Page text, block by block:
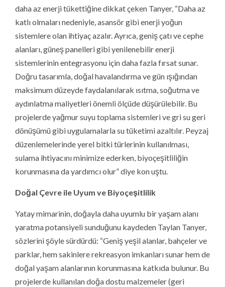
daha az enerji tükettiğine dikkat çeken Tanyer, “Daha az
katlı olmaları nedeniyle, asansör gibi enerji yoğun
sistemlere olan ihtiyaç azalır. Ayrıca, geniş çatı ve cephe
alanları, güneş panelleri gibi yenilenebilir enerji
sistemlerinin entegrasyonu için daha fazla fırsat sunar.
Doğru tasarımla, doğal havalandırma ve gün ışığından
maksimum düzeyde faydalanılarak ısıtma, soğutma ve
aydınlatma maliyetleri önemli ölçüde düşürülebilir. Bu
projelerde yağmur suyu toplama sistemleri ve gri su geri
dönüşümü gibi uygulamalarla su tüketimi azaltılır. Peyzaj
düzenlemelerinde yerel bitki türlerinin kullanılması,
sulama ihtiyacını minimize ederken, biyoçeşitliliğin
korunmasına da yardımcı olur” diye kon uştu.
Doğal Çevre ile Uyum ve Biyoçeşitlilik
Yatay mimarinin, doğayla daha uyumlu bir yaşam alanı
yaratma potansiyeli sunduğunu kaydeden Taylan Tanyer,
sözlerini şöyle sürdürdü: “Geniş yeşil alanlar, bahçeler ve
parklar, hem sakinlere rekreasyon imkanları sunar hem de
doğal yaşam alanlarının korunmasına katkıda bulunur. Bu
projelerde kullanılan doğa dostu malzemeler (geri